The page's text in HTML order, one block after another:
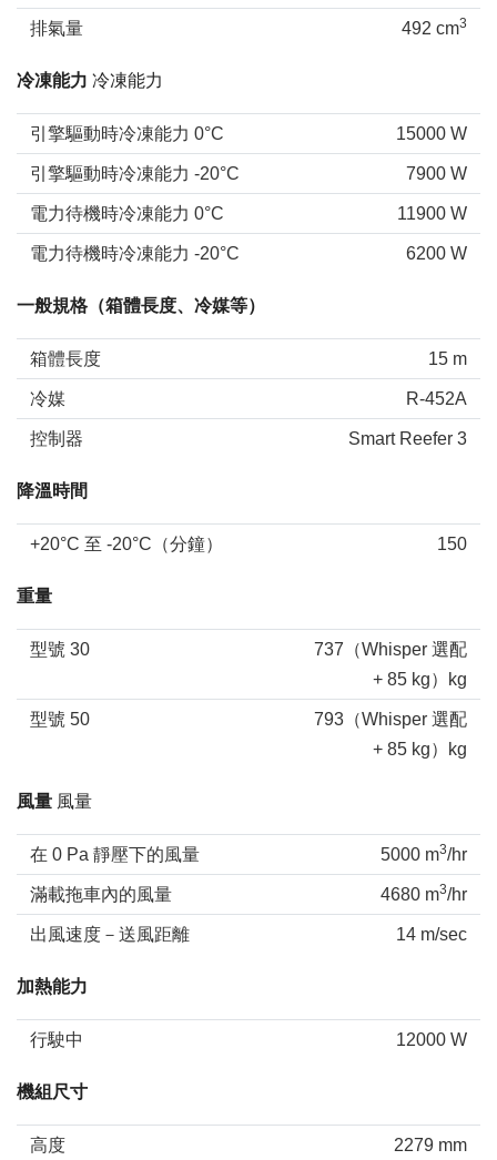
排氣量 492 cm3
冷凍能力 冷凍能力
引擎驅動時冷凍能力 0°C 15000 W
引擎驅動時冷凍能力 -20°C 7900 W
電力待機時冷凍能力 0°C 11900 W
電力待機時冷凍能力 -20°C 6200 W
一般規格（箱體長度、冷媒等）
箱體長度 15 m
冷媒 R-452A
控制器 Smart Reefer 3
降溫時間
+20°C 至 -20°C（分鐘） 150
重量
型號 30
737（Whisper 選配
+ 85 kg）kg
型號 50
793（Whisper 選配
+ 85 kg）kg
風量 風量
在 0 Pa 靜壓下的風量 5000 m3/hr
滿載拖車內的風量 4680 m3/hr
出風速度－送風距離 14 m/sec
加熱能力
行駛中 12000 W
機組尺寸
高度 2279 mm